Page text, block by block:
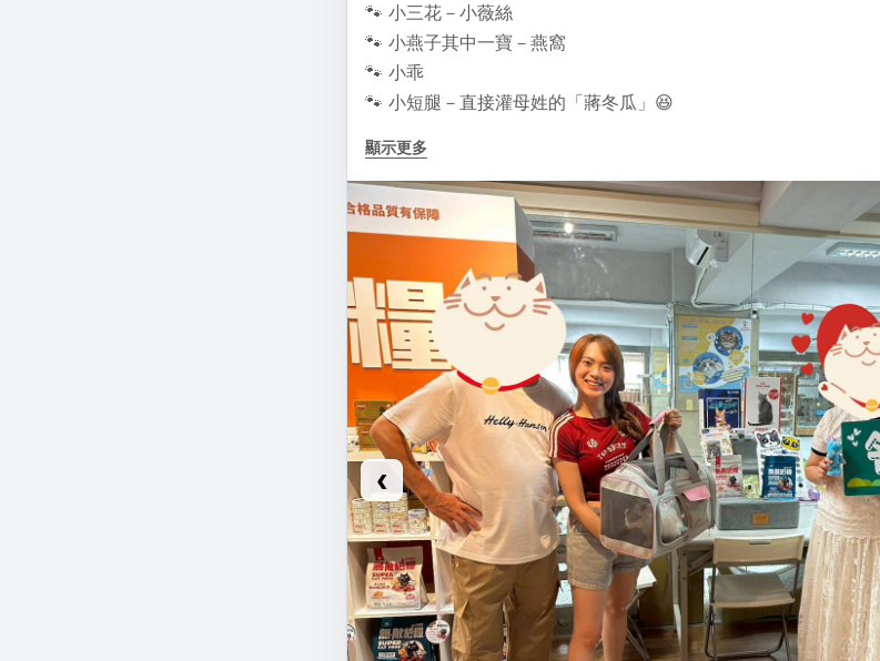
🐾 小三花－小薇絲
🐾 小燕子其中一寶－燕窩
🐾 小乖
🐾 小短腿－直接灌母姓的「蔣冬瓜」😆
看著孩子們一個個找到幸福的家，真的滿滿感動~~~
謝謝每一位願意付出愛的領養人，給牠們一輩子的依靠與溫暖。
也特別感謝幫孩子們準備嫁妝的乾爹乾媽們❤️
因為有你們的支持，浪浪們才能帶著滿滿祝福開啟新生活。
願每個孩子都被溫柔以待、健康平安、幸福快樂長大✨
#無敵貓糧
#毛怪
#超汪
#皇家
#領養不棄養
#幸福畢業
#浪浪也值得被愛
顯示更多